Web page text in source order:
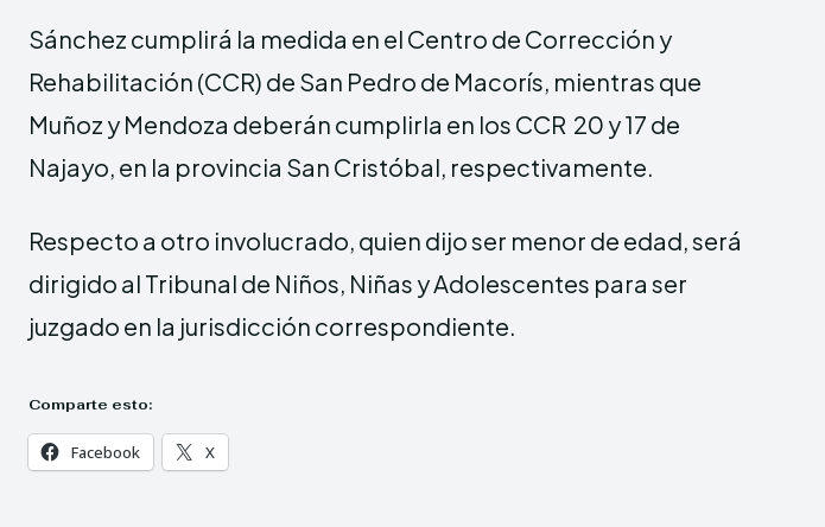
Sánchez cumplirá la medida en el Centro de Corrección y
Rehabilitación (CCR) de San Pedro de Macorís, mientras que
Muñoz y Mendoza deberán cumplirla en los CCR 20 y 17 de
Najayo, en la provincia San Cristóbal, respectivamente.
Respecto a otro involucrado, quien dijo ser menor de edad, será
dirigido al Tribunal de Niños, Niñas y Adolescentes para ser
juzgado en la jurisdicción correspondiente.
Comparte esto:
Facebook X